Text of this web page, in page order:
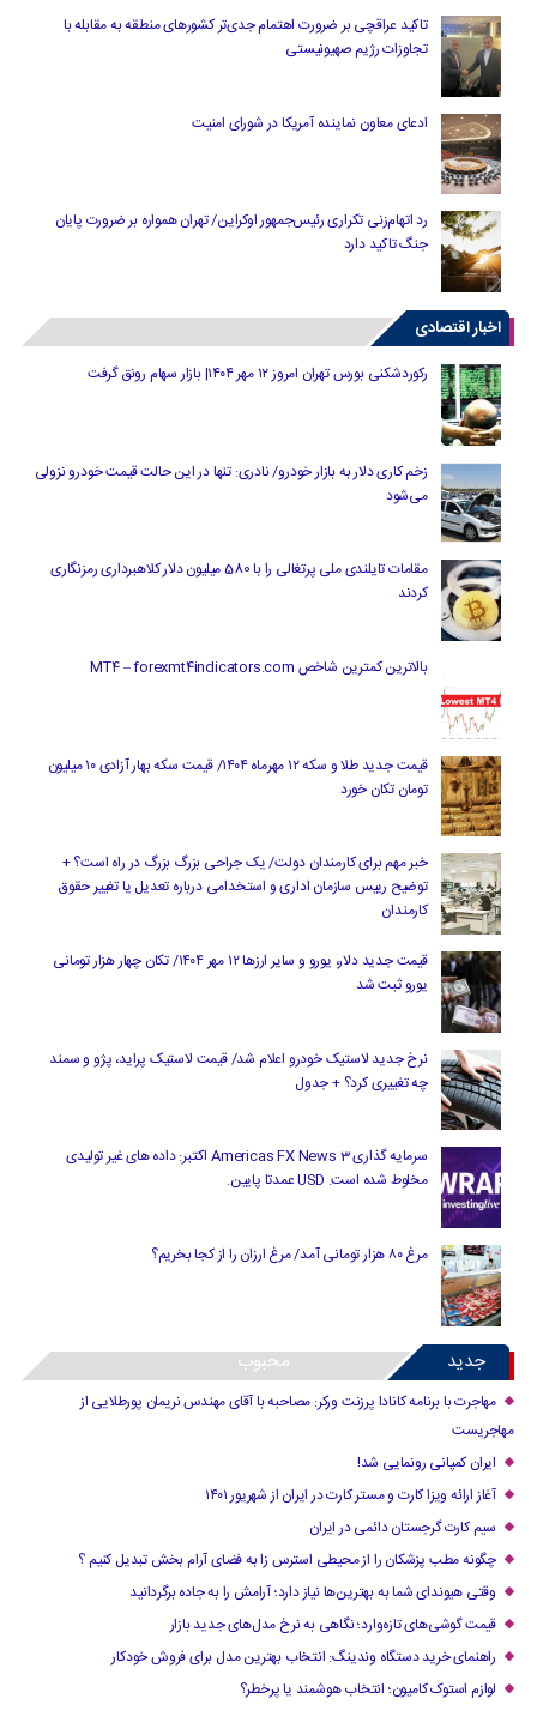
تاکید عراقچی بر ضرورت اهتمام جدی‌تر کشورهای منطقه به مقابله با
تجاوزات رژیم صهیونیستی
ادعای معاون نماینده آمریکا در شورای امنیت
رد اتهام‌زنی تکراری رئیس‌جمهور اوکراین/ تهران همواره بر ضرورت پایان
جنگ تاکید دارد
اخبار اقتصادی
رکوردشکنی بورس تهران امروز ۱۲ مهر ۱۴۰۴| بازار سهام رونق گرفت
زخم کاری دلار به بازار خودرو/ نادری: تنها در این حالت قیمت خودرو نزولی
می‌شود
مقامات تایلندی ملی پرتغالی را با 580 میلیون دلار کلاهبرداری رمزنگاری
کردند
بالاترین کمترین شاخص MT4 – forexmt4indicators.com
قیمت جدید طلا و سکه ۱۲ مهرماه ۱۴۰۴/ قیمت سکه بهار آزادی ۱۰ میلیون
تومان تکان خورد
خبر مهم برای کارمندان دولت/ یک جراحی بزرگ بزرگ در راه است؟ +
توضیح رییس سازمان اداری و استخدامی درباره تعدیل یا تغییر حقوق
کارمندان
قیمت جدید دلار، یورو و سایر ارزها ۱۲ مهر ۱۴۰۴/ تکان چهار هزار تومانی
یورو ثبت شد
نرخ جدید لاستیک خودرو اعلام شد/ قیمت لاستیک پراید، پژو و سمند
چه تغییری کرد؟ + جدول
سرمایه گذاری Americas FX News 3 اکتبر: داده های غیر تولیدی
مخلوط شده است. USD عمدتا پایین.
مرغ ۸۰ هزار تومانی آمد/ مرغ ارزان را از کجا بخریم؟
جدید محبوب
مهاجرت با برنامه کانادا پرزنت ورکر: مصاحبه با آقای مهندس نریمان پورطلایی از
مهاجریست
ایران کمپانی رونمایی شد!
آغاز ارائه ویزا کارت و مستر کارت در ایران از شهریور ۱۴۰۱
سیم کارت گرجستان دائمی در ایران
چگونه مطب پزشکان را از محیطی استرس زا به فضای آرام بخش تبدیل کنیم ؟
وقتی هیوندای شما به بهترین‌ها نیاز دارد؛ آرامش را به جاده برگردانید
قیمت گوشی‌های تازه‌وارد؛ نگاهی به نرخ مدل‌های جدید بازار
راهنمای خرید دستگاه وندینگ: انتخاب بهترین مدل برای فروش خودکار
لوازم استوک کامیون؛ انتخاب هوشمند یا پرخطر؟